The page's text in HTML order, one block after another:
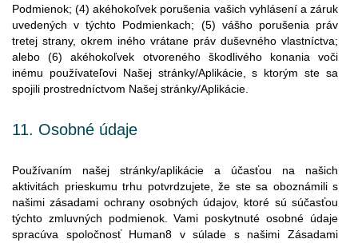
Podmienok; (4)akéhokoľvek porušenia vašich vyhláseníazáruk
uvedených vtýchto Podmienkach; (5) vášho porušenia
práv
tretej strany, okrem iného vrátane práv duševného vlastníctva;
alebo (6)akéhokoľvek otvoreného škodlivého konania
voči
inému
používateľovi Našej stránky/Aplikácie, s ktorým ste sa
spojili prostredníctvom Našej stránky/Aplikácie
11. Osobné údaje
Používaním našej stránky/aplikácie a účasťou na našich
aktivitách prieskumu trhu potvrdzujete, že ste sa oboznámili s
našimi zásadami ochrany osobných údajov, ktoré sú súčasťou
týchto zmluvných podmienok. Vami poskytnuté osobné údaje
spracúva spoločnosť Human8 v súlade s našimi Zásadami